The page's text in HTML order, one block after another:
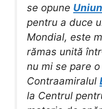
se opune
pentru a duce
Mondial, este
rămas unită
nu mi se pare
Contraamiralul
la Centrul